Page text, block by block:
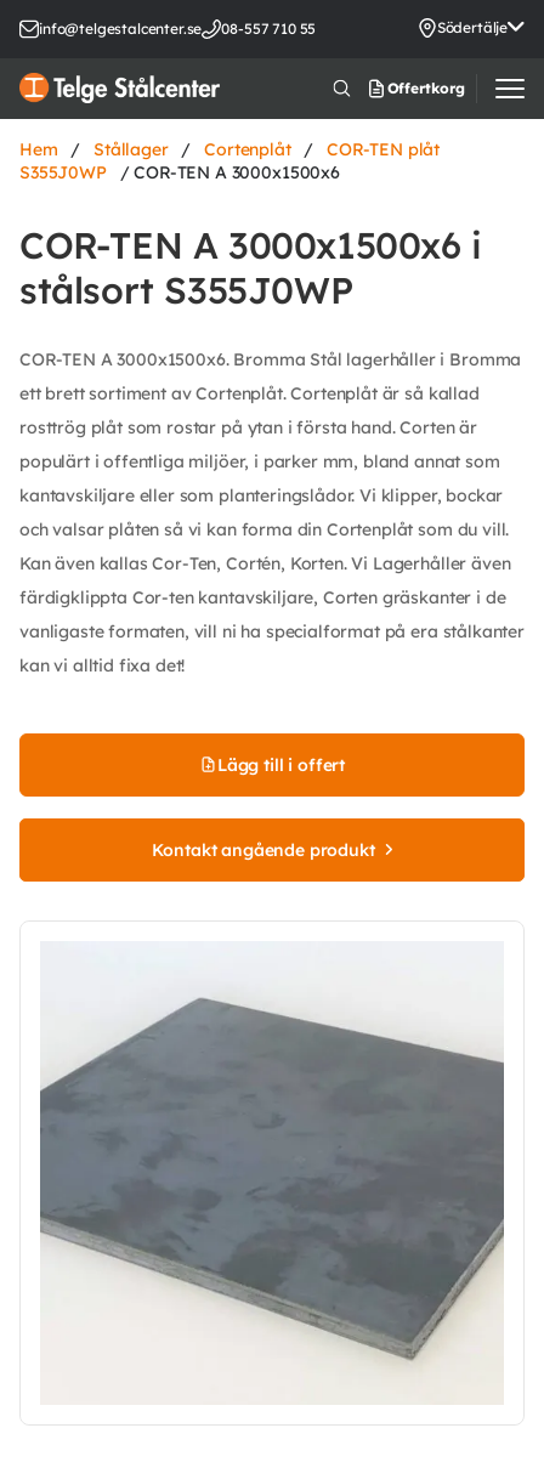
info@telgestalcenter.se 08-557 710 55 Södertälje
Offertkorg
Hem / Stållager / Cortenplåt /
COR-TEN plåt
S355J0WP
/ COR-TEN A 3000x1500x6
COR-TEN A 3000x1500x6 i
stålsort S355J0WP
COR-TEN A 3000x1500x6. Bromma Stål lagerhåller i Bromma
ett brett sortiment av Cortenplåt. Cortenplåt är så kallad
rosttrög plåt som rostar på ytan i första hand. Corten är
populärt i offentliga miljöer, i parker mm, bland annat som
kantavskiljare eller som planteringslådor. Vi klipper, bockar
och valsar plåten så vi kan forma din Cortenplåt som du vill.
Kan även kallas Cor-Ten, Cortén, Korten. Vi Lagerhåller även
färdigklippta Cor-ten kantavskiljare, Corten gräskanter i de
vanligaste formaten, vill ni ha specialformat på era stålkanter
kan vi alltid fixa det!
Lägg till i offert
Kontakt angående produkt